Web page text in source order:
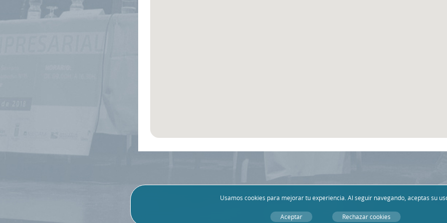
Usamos cookies para mejorar tu experiencia. Al seguir navegando, aceptas su
Aceptar Rechazar cookies